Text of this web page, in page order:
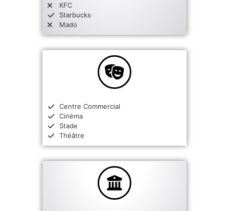
KFC
Starbucks
Mado
Centre Commercial
Cinéma
Stade
Théâtre